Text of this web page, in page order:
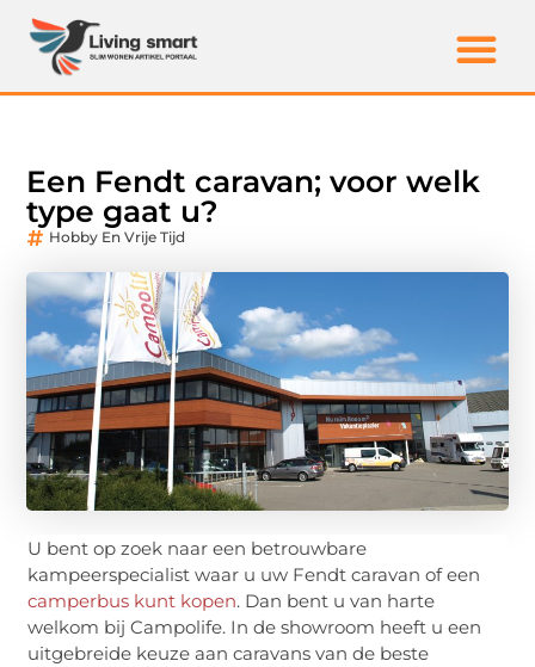
Een Fendt caravan; voor welk
type gaat u?
Hobby En Vrije Tijd
U bent op zoek naar een betrouwbare
kampeerspecialist waar u uw Fendt caravan of een
camperbus kunt kopen. Dan bent u van harte
welkom bij Campolife. In de showroom heeft u een
uitgebreide keuze aan caravans van de beste